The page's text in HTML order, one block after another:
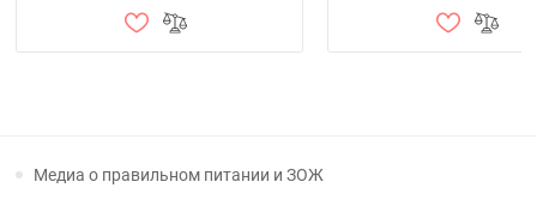
Медиа о правильном питании и ЗОЖ